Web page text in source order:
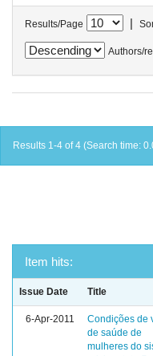
Results/Page |
Authors/
Results 1-4 of 4 (Search time:
Item hits:
Issue Date Title
6-Apr-2011
Condições de
de saúde de
mulheres do